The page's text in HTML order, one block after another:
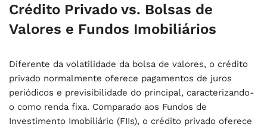
Crédito Privado vs. Bolsas de
Valores e Fundos Imobiliários
Diferente da volatilidade da bolsa de valores, o crédito
privado normalmente oferece pagamentos de juros
periódicos e previsibilidade do principal, caracterizando-
o como renda fixa. Comparado aos Fundos de
Investimento Imobiliário (FIIs), o crédito privado oferece